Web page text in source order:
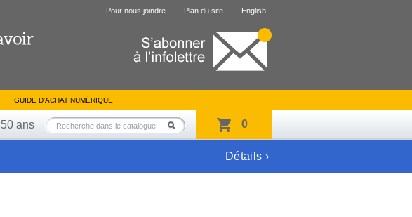
Pour nous joindre Plan du site English
GUIDE D’ACHAT NUMÉRIQUE
50 ans 0
Détails ›